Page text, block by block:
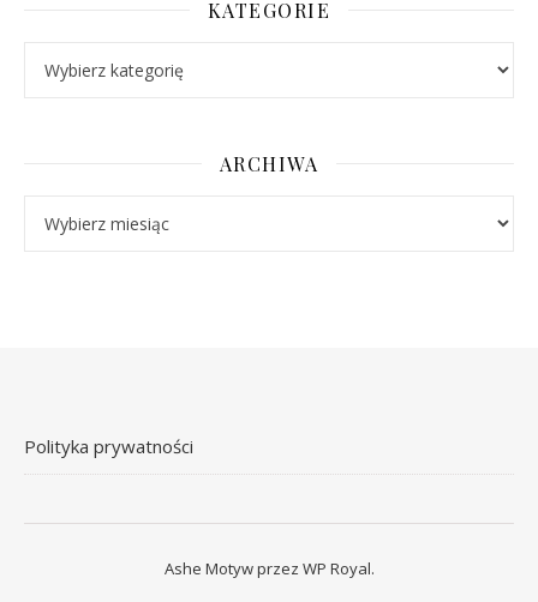
KATEGORIE
ARCHIWA
Polityka prywatności
Ashe Motyw przez WP Royal.